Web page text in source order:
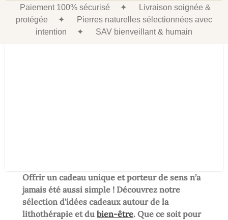
Paiement 100% sécurisé ✦
Livraison soignée &
protégée
✦
Pierres naturelles sélectionnées avec
intention
✦ SAV bienveillant & humain
Offrir un cadeau unique et porteur de sens n’a
jamais été aussi simple ! Découvrez notre
sélection d’idées cadeaux autour de la
lithothérapie et dubien-être. Que ce soit pour